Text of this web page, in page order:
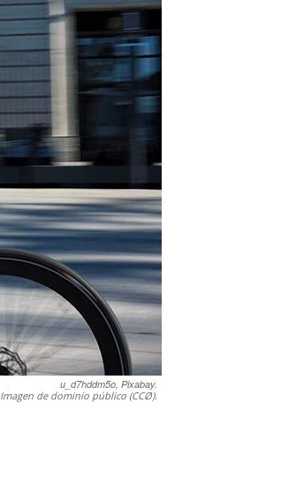
u_d7hddm5o, Pixabay.
Imagen de dominio público (CCØ).